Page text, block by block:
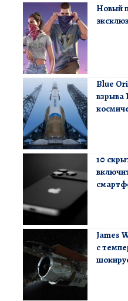
Новый
Blue
взрыва
10
James
с